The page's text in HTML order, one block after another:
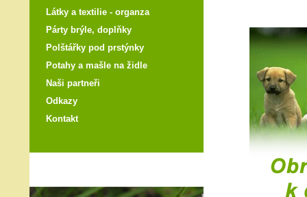
Látky a textilie - organza
Párty brýle, doplňky
Polštářky pod prstýnky
Potahy a mašle na židle
Naši partneři
Odkazy
Kontakt